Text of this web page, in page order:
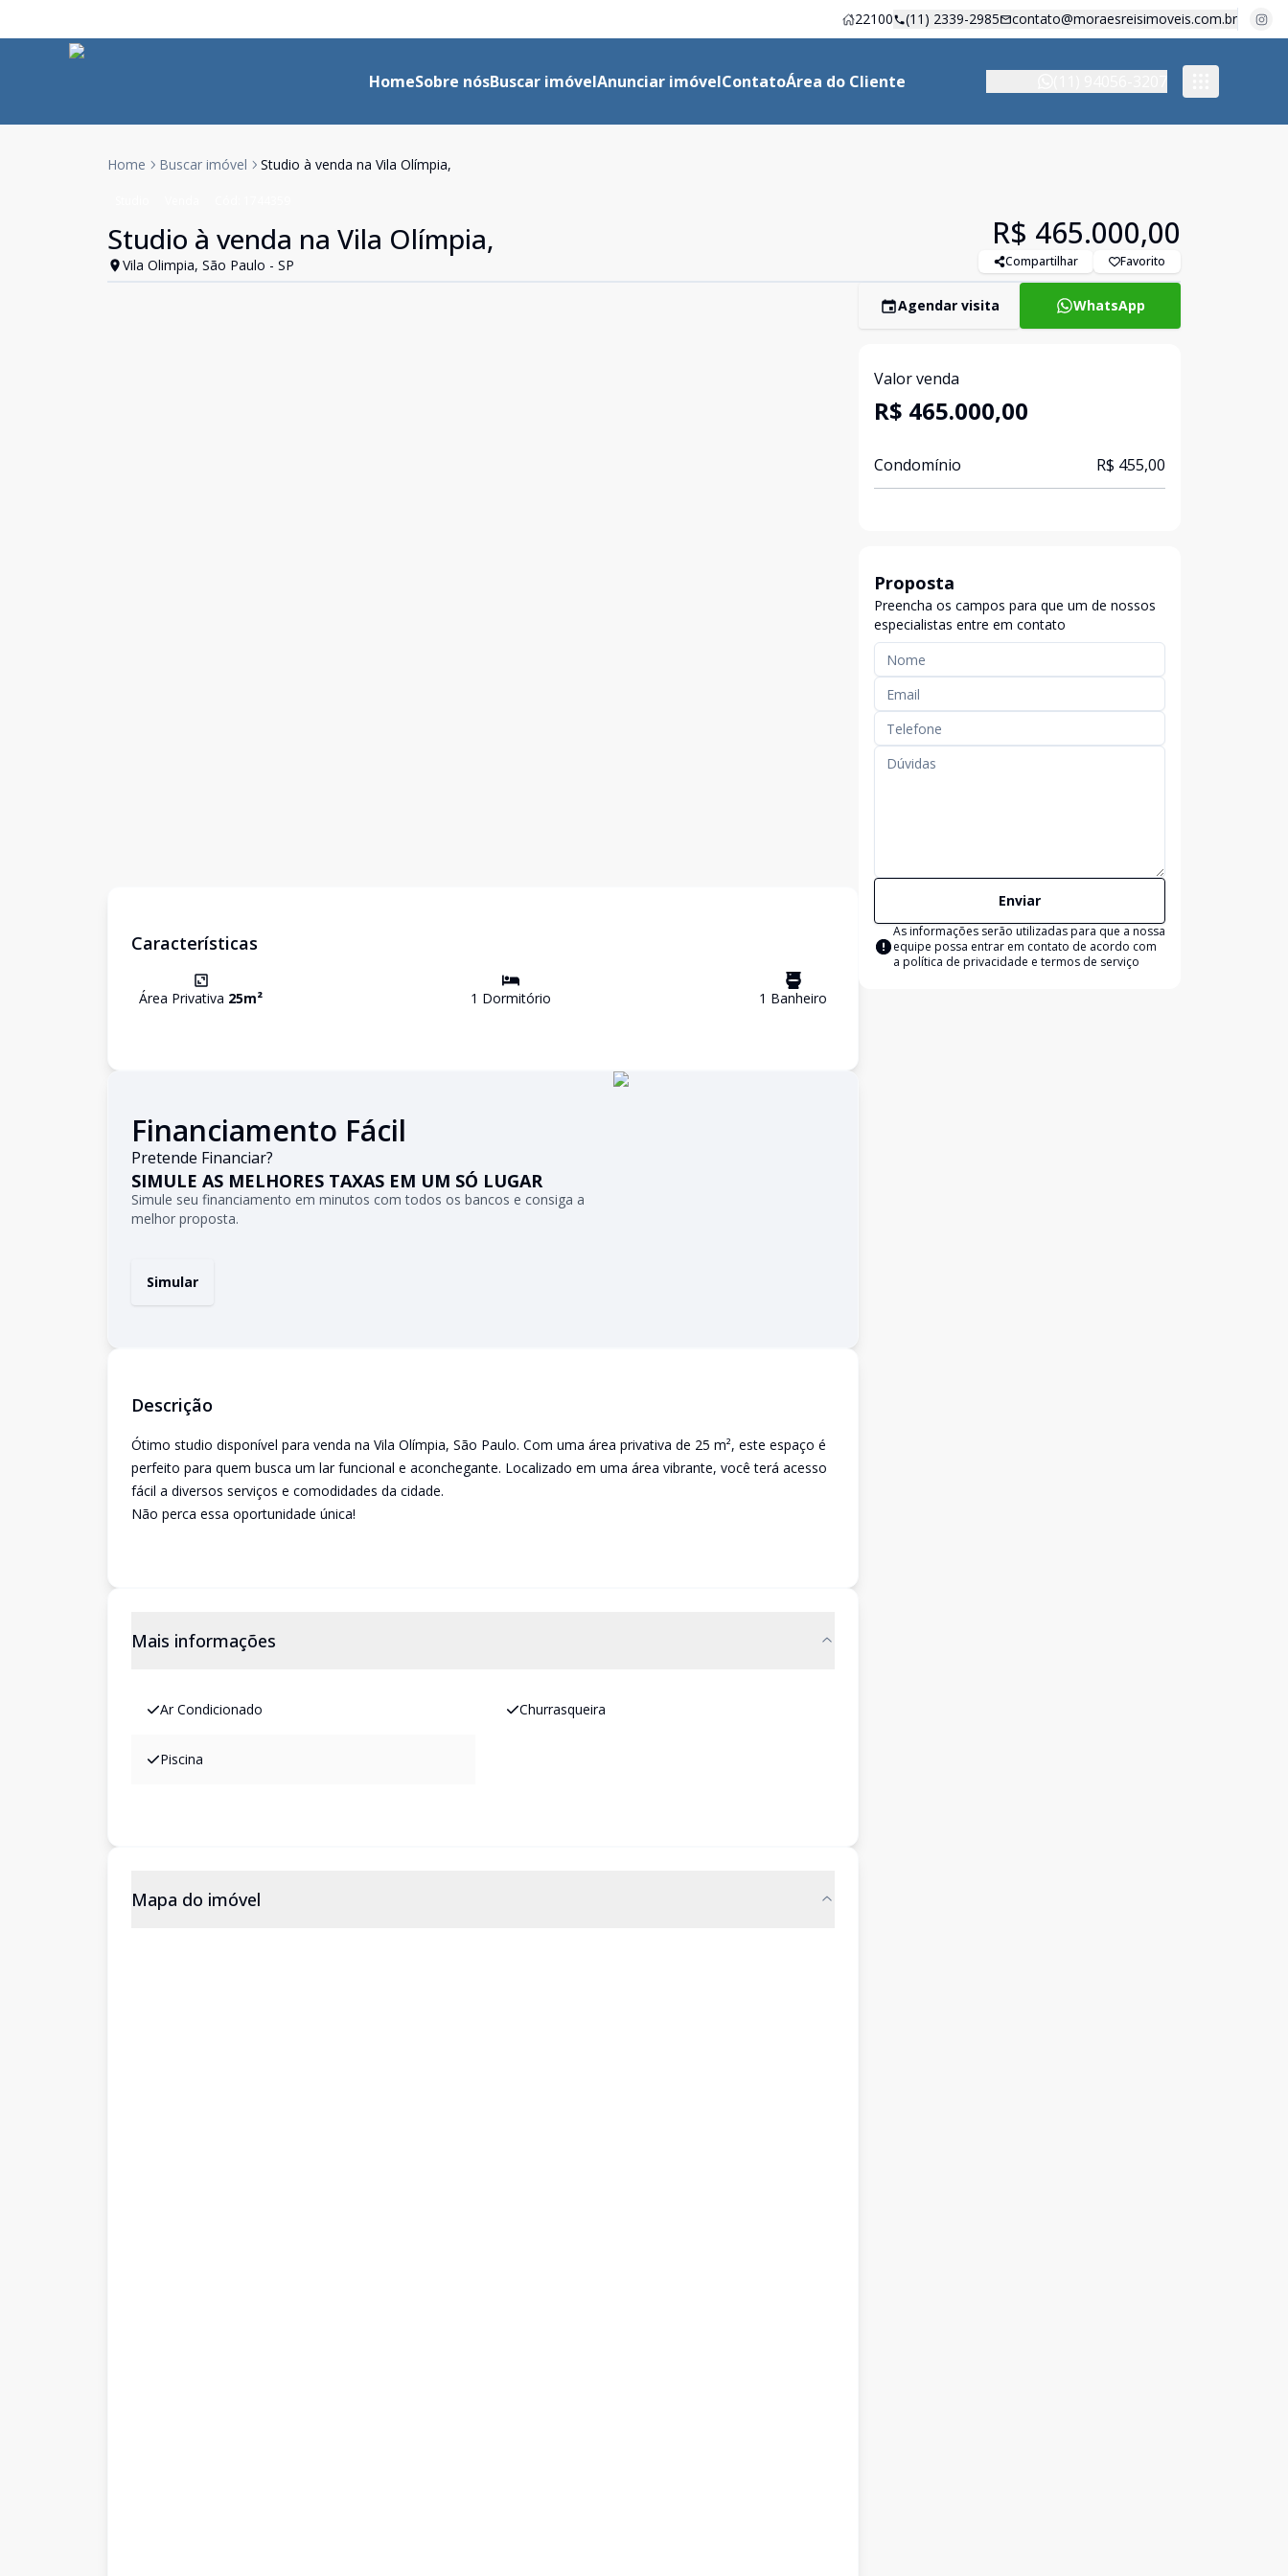
22100 (11) 2339-2985 contato@moraesreisimoveis.com.br
HomeSobre nósBuscar imóvelAnunciar imóvelContatoÁrea do Cliente
Home Buscar imóvel Studio à venda na Vila Olímpia,
Studio à venda na Vila Olímpia,
Vila Olimpia, São Paulo - SP
R$ 465.000,00
Compartilhar Favorito
Características
Área Privativa 25m² 1 Dormitório 1 Banheiro
Financiamento Fácil
Pretende Financiar?
SIMULE AS MELHORES TAXAS EM UM SÓ LUGAR
Simule seu financiamento em minutos com todos os bancos e consiga a
melhor proposta.
Simular
Descrição
Ótimo studio disponível para venda na Vila Olímpia, São Paulo. Com uma área privativa de 25 m², este espaço é
perfeito para quem busca um lar funcional e aconchegante. Localizado em uma área vibrante, você terá acesso
fácil a diversos serviços e comodidades da cidade.
Não perca essa oportunidade única!
Mais informações
Ar Condicionado Churrasqueira
Piscina
Mapa do imóvel
Agendar visita WhatsApp
Valor venda
R$ 465.000,00
Condomínio R$ 455,00
Proposta
Preencha os campos para que um de nossos
especialistas entre em contato
Enviar
As informações serão utilizadas para que a nossa
equipe possa entrar em contato de acordo com
a política de privacidade e termos de serviço